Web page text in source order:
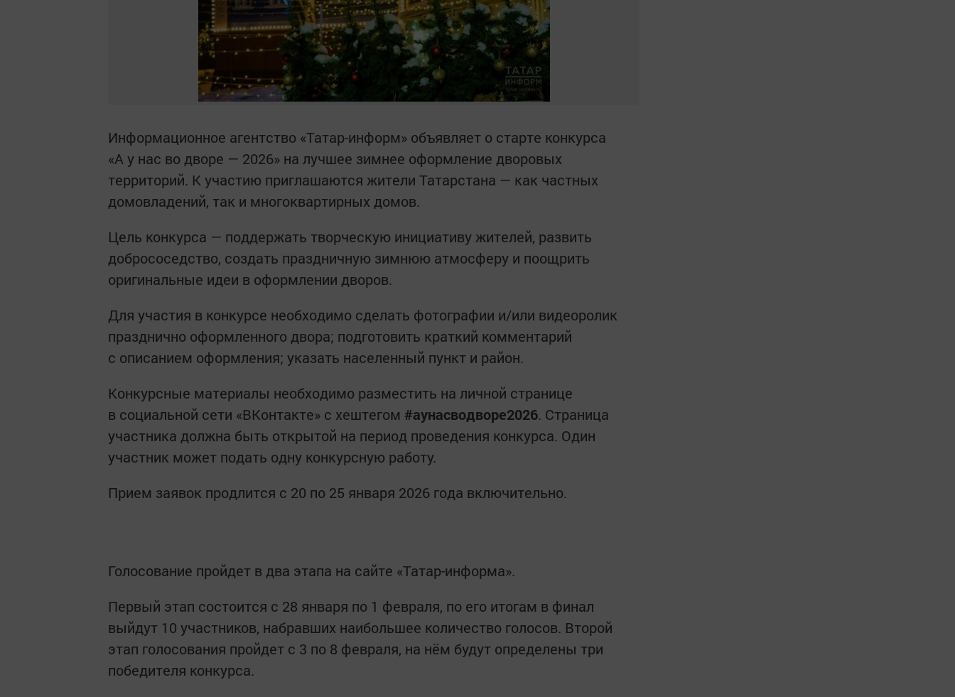
Информационное агентство «Татар-информ» объявляет о старте конкурса
«А у нас во дворе — 2026» на лучшее зимнее оформление дворовых
территорий. К участию приглашаются жители Татарстана — как частных
домовладений, так и многоквартирных домов.
Цель конкурса — поддержать творческую инициативу жителей, развить
добрососедство, создать праздничную зимнюю атмосферу и поощрить
оригинальные идеи в оформлении дворов.
Для участия в конкурсе необходимо сделать фотографии и/или видеоролик
празднично оформленного двора; подготовить краткий комментарий
с описанием оформления; указать населенный пункт и район.
Конкурсные материалы необходимо разместить на личной странице
в социальной сети «ВКонтакте» с хештегом #аунасводворе2026. Страница
участника должна быть открытой на период проведения конкурса. Один
участник может подать одну конкурсную работу.
Прием заявок продлится с 20 по 25 января 2026 года включительно.
Голосование пройдет в два этапа на сайте «Татар-информа».
Первый этап состоится с 28 января по 1 февраля, по его итогам в финал
выйдут 10 участников, набравших наибольшее количество голосов. Второй
этап голосования пройдет с 3 по 8 февраля, на нём будут определены три
победителя конкурса.